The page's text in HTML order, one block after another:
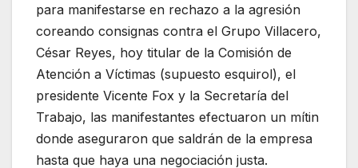
para manifestarse en rechazo a la agresión
coreando consignas contra el Grupo Villacero,
César Reyes, hoy titular de la Comisión de
Atención a Víctimas (supuesto esquirol), el
presidente Vicente Fox y la Secretaría del
Trabajo, las manifestantes efectuaron un mítin
donde aseguraron que saldrán de la empresa
hasta que haya una negociación justa.